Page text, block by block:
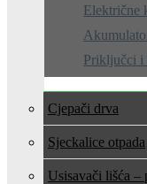
Električne
Priključci i
Cjepači drva
Sjeckalice otpada
Usisavači lišća –